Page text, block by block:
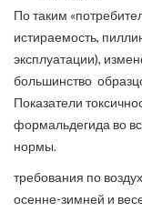
По таким
истираемость,
эксплуатации),
большинство
Показатели
формальдегида во
нормы.
требования по
осенне-зимней и